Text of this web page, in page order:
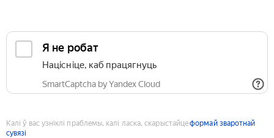
Я не робат
Націсніце, каб працягнуць
SmartCaptcha by Yandex Cloud
Калі ў вас узніклі праблемы, калі ласка, скарыстайцеформай зваротнай
сувязі